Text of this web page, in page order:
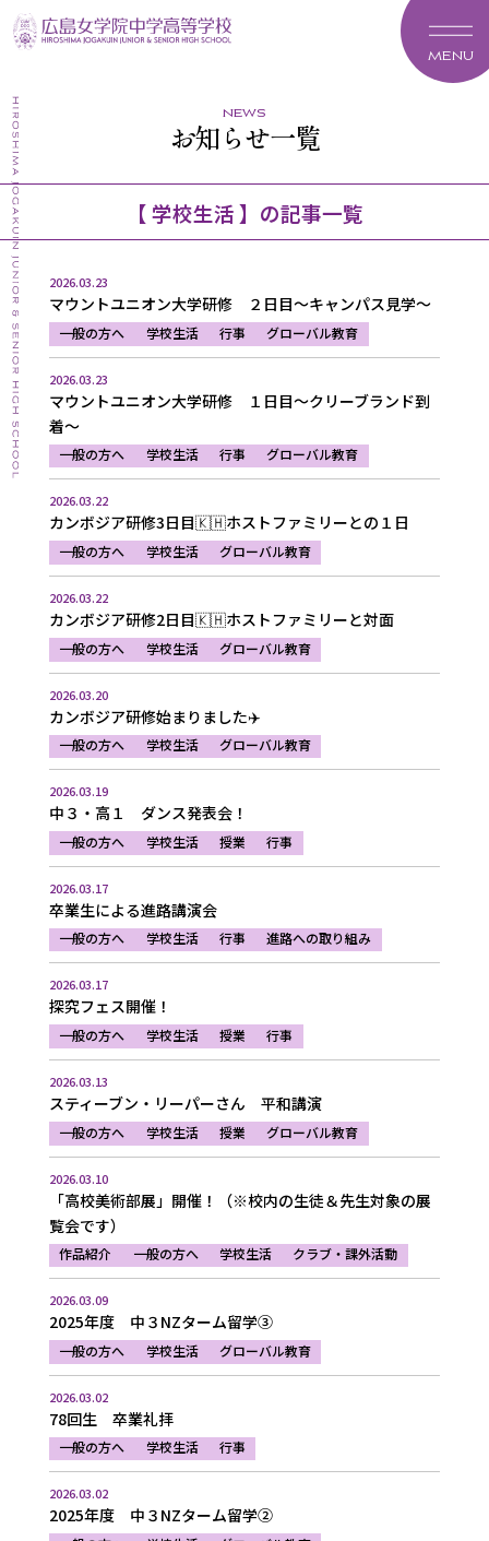
MENU
news
お知らせ一覧
【 学校生活 】の記事一覧
2026.03.23
マウントユニオン大学研修 ２日目～キャンパス見学～
一般の方へ 学校生活 行事 グローバル教育
2026.03.23
マウントユニオン大学研修 １日目～クリーブランド到
着～
一般の方へ 学校生活 行事 グローバル教育
2026.03.22
カンボジア研修3日目🇰🇭ホストファミリーとの１日
一般の方へ 学校生活 グローバル教育
2026.03.22
カンボジア研修2日目🇰🇭ホストファミリーと対面
一般の方へ 学校生活 グローバル教育
2026.03.20
カンボジア研修始まりました✈️
一般の方へ 学校生活 グローバル教育
2026.03.19
中３・高１ ダンス発表会！
一般の方へ 学校生活 授業 行事
2026.03.17
卒業生による進路講演会
一般の方へ 学校生活 行事 進路への取り組み
2026.03.17
探究フェス開催！
一般の方へ 学校生活 授業 行事
2026.03.13
スティーブン・リーパーさん 平和講演
一般の方へ 学校生活 授業 グローバル教育
2026.03.10
「高校美術部展」開催！（※校内の生徒＆先生対象の展
覧会です）
作品紹介 一般の方へ 学校生活 クラブ・課外活動
2026.03.09
2025年度 中３NZターム留学③
一般の方へ 学校生活 グローバル教育
2026.03.02
78回生 卒業礼拝
一般の方へ 学校生活 行事
2026.03.02
2025年度 中３NZターム留学②